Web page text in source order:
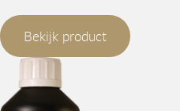
Bekijk product